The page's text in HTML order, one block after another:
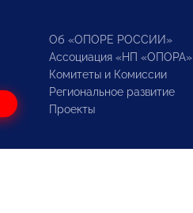
Об «ОПОРЕ РОССИИ»
Ассоциация «НП «ОПОРА»
Комитеты и Комиссии
Региональное развитие
Проекты